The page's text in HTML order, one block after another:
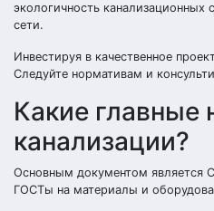
экологичность
сети.
Инвестируя в качественное
Следуйте нормативам и
Какие главные
канализации?
Основным документом является
ГОСТы на материалы и